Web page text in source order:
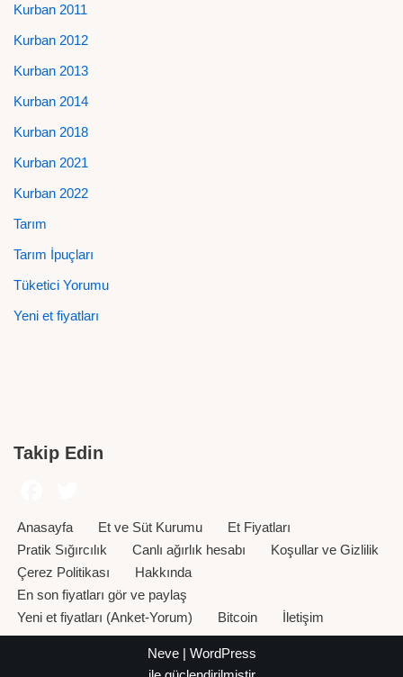
Kurban 2011
Kurban 2012
Kurban 2013
Kurban 2014
Kurban 2018
Kurban 2021
Kurban 2022
Tarım
Tarım İpuçları
Tüketici Yorumu
Yeni et fiyatları
Takip Edin
Anasayfa Et ve Süt Kurumu
Et Fiyatları
Pratik Sığırcılık
Canlı ağırlık hesabı
Koşullar ve Gizlilik
Çerez Politikası
Hakkında
En son fiyatları gör ve paylaş
Yeni et fiyatları (Anket-Yorum)
Bitcoin İletişim
Neve| WordPress